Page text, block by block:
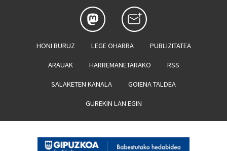
HONI BURUZ LEGE OHARRA PUBLIZITATEA
ARAUAK HARREMANETARAKO RSS
SALAKETEN KANALA GOIENA TALDEA
GUREKIN LAN EGIN